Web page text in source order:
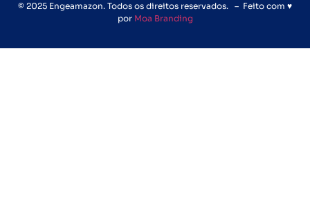
© 2025 Engeamazon. Todos os direitos reservados. – Feito com ♥
por Moa Branding